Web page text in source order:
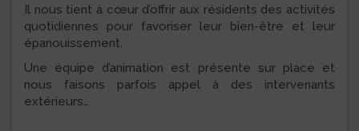
Il nous tient à cœur d’offrir aux résidents des activités
quotidiennes pour favoriser leur bien-être et leur
épanouissement.
Une équipe d’animation est présente sur place et
nous faisons parfois appel à des intervenants
extérieurs…